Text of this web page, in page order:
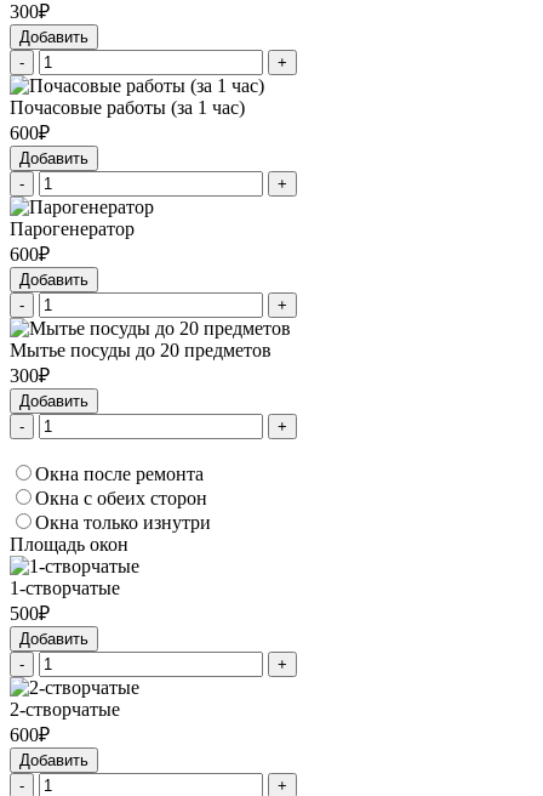
300₽
Добавить
-
+
Почасовые работы (за 1 час)
600₽
Добавить
-
+
Парогенератор
600₽
Добавить
-
+
Мытье посуды до 20 предметов
300₽
Добавить
-
+
Окна после ремонта
Окна с обеих сторон
Окна только изнутри
Площадь окон
1-створчатые
500₽
Добавить
-
+
2-створчатые
600₽
Добавить
-
+